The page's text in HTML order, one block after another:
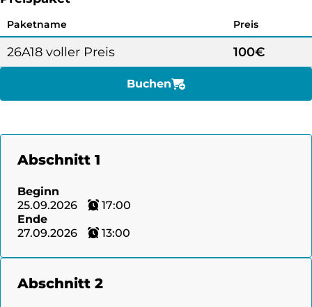
Buchen
Paketname Preis
26A18 voller Preis 100€
Abschnitt 1
Beginn
25.09.2026
17:00
Ende
27.09.2026
13:00
Abschnitt 2